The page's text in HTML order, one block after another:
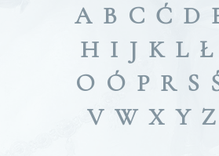
A B C Ć D
H I J K L Ł
O Ó P R S
V W X Y Z